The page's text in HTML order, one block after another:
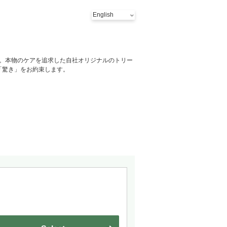
本物のケアを追求した自社オリジナルのトリー
き」をお約束します。